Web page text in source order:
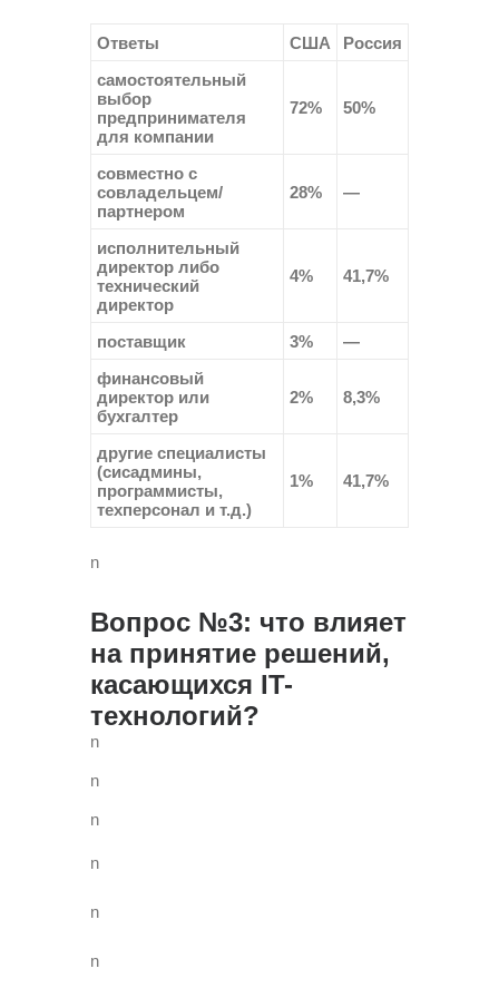
Ответы США
Россия
самостоятельный
выбор
предпринимателя
для компании
72% 50%
совместно с
совладельцем/
партнером
28% —
исполнительный
директор либо
технический
директор
4% 41,7%
поставщик 3%
—
финансовый
директор или
бухгалтер
2% 8,3%
другие специалисты
(сисадмины,
программисты,
техперсонал и т.д.)
1% 41,7%
n
Вопрос №3: что влияет
на принятие решений,
касающихся IT-
технологий?
n
n
n
n
n
n